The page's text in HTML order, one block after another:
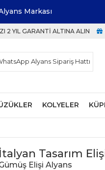
Markası
2 YIL GARANTI ALTINA ALIN
Alyans Sipariş Hattı
KOLYELER
İtalyan Tasarım
Elişi Alyans